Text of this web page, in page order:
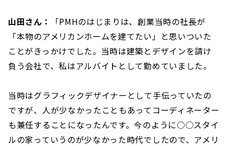
山田さん：
「PMHのはじまりは、創業当時の社長が
「本物のアメリカンホームを建てたい」と思いついた
ことがきっかけでした。当時は建築とデザインを請け
負う会社で、私はアルバイトとして勤めていました。
当時はグラフィックデザイナーとして手伝っていたの
ですが、人が少なかったこともあってコーディネーター
も兼任することになったんです。今のように○○スタイ
ルの家っていうのが少なかった時代でしたので、アメリ